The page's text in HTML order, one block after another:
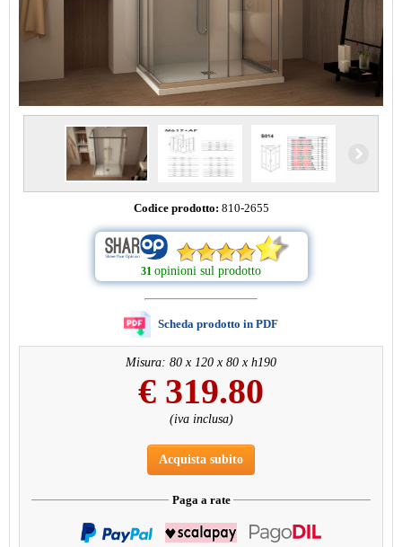
Codice prodotto: 810-2655
31 opinioni sul prodotto
Scheda prodotto in PDF
Misura: 80 x 120 x 80 x h190
€ 319.80
(iva inclusa)
Acquista subito
Paga a rate